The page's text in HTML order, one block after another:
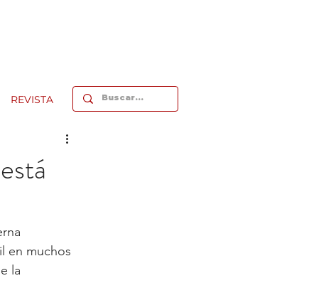
REVISTA
en muchos
la